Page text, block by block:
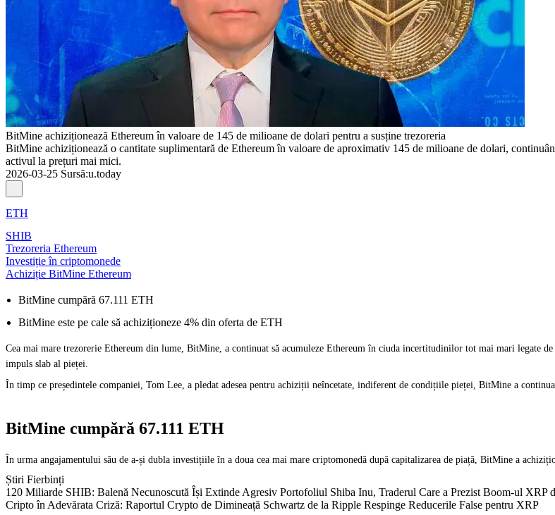
BitMine achiziționează Ethereum în valoare de 145 de milioane de dolari pentru a susține trezoreria
BitMine achiziționează o cantitate suplimentară de Ethereum în valoare de aproximativ 145 de milioane de dolari,
activul la prețuri mai mici.
2026-03-25 Sursă:u.today
ETH
SHIB
Trezoreria Ethereum
Investiție în criptomonede
Achiziție BitMine Ethereum
BitMine cumpără 67.111 ETH
BitMine este pe cale să achiziționeze 4% din oferta de ETH
Cea mai mare trezorerie Ethereum din lume, BitMine, a continuat să acumuleze Ethereum în ciuda incertitudinilor tot mai mari legate
impuls slab al pieței.
În timp ce președintele companiei, Tom Lee, a pledat adesea pentru achiziții neîncetate, indiferent de condițiile pieței, BitMine a
BitMine cumpără 67.111 ETH
În urma angajamentului său de a-și dubla investițiile în a doua cea mai mare criptomonedă după capitalizarea de piață, BitMine a
Știri Fierbinți
120 Miliarde SHIB: Balenă Necunoscută Își Extinde Agresiv Portofoliul Shiba Inu, Traderul Care a Prezist Boom-ul XRP
Cripto în Adevărata Criză: Raportul Crypto de Dimineață Schwartz de la Ripple Respinge Reducerile False pentru XRP